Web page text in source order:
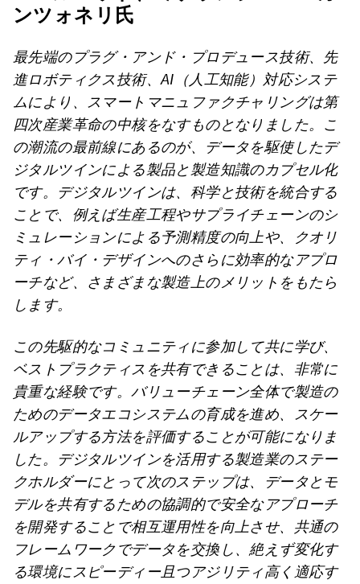
ンツォネリ氏
最先端のプラグ・アンド・プロデュース技術、先
進ロボティクス技術、AI（人工知能）対応システ
ムにより、スマートマニュファクチャリングは第
四次産業革命の中核をなすものとなりました。こ
の潮流の最前線にあるのが、データを駆使したデ
ジタルツインによる製品と製造知識のカプセル化
です。デジタルツインは、科学と技術を統合する
ことで、例えば生産工程やサプライチェーンのシ
ミュレーションによる予測精度の向上や、クオリ
ティ・バイ・デザインへのさらに効率的なアプロ
ーチなど、さまざまな製造上のメリットをもたら
します。
この先駆的なコミュニティに参加して共に学び、
ベストプラクティスを共有できることは、非常に
貴重な経験です。バリューチェーン全体で製造の
ためのデータエコシステムの育成を進め、スケー
ルアップする方法を評価することが可能になりま
した。デジタルツインを活用する製造業のステー
クホルダーにとって次のステップは、データとモ
デルを共有するための協調的で安全なアプローチ
を開発することで相互運用性を向上させ、共通の
フレームワークでデータを交換し、絶えず変化す
る環境にスピーディー且つアジリティ高く適応す